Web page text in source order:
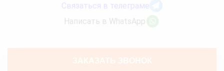
Связаться в телеграме
Написать в WhatsApp
ЗАКАЗАТЬ ЗВОНОК